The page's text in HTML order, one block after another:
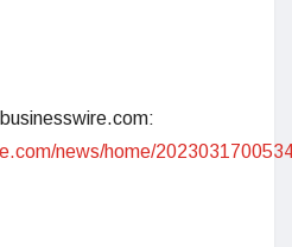
news/home/